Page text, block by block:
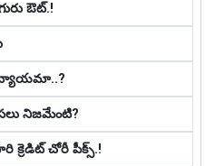
ఔట్‌.!
న్యాయ‌మా..?
నిజమేంటి?
క్రెడిట్ చోరీ పీక్స్.!